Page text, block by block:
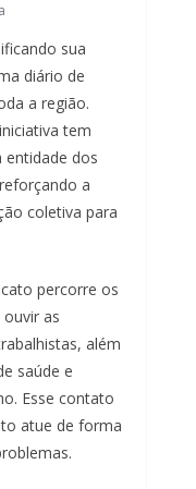
sua
diário de
a região.
tem
dos
a
coletiva para
percorre os
as
além
saúde e
Esse contato
atue de forma